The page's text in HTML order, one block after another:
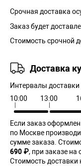
Срочная доставка
Заказ будет
Стоимость срочной
Доставка
Интервалы
10:00
13:00
Если заказ
по Москве
сумме заказа.
690 ₽, при заказе на
Стоимость доставки